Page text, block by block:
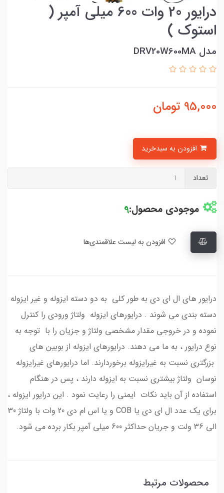
درایور 20 وات 600 میلی آمپر (
استوک )
مدل DRV20W600MA
95,000 تومان
تعداد
موجودی محصول:9
درایور های ال ای دی به طور کلی به دو دسته ایزوله و غیر ایزوله
دسته بندی می شوند . درایورهای ایزوله ولتاژ ورودی را کنترل
نموده و در خروجی مقدار مشخصی ولتاژ و جزیان را با توجه به
نوع درایور ، به ما می دهند. درایورهای ایزوله از بوبین های
بزرگتری نسبت به غیرایزوله برخوردارند. اما درایورهای غیرایزوله
نوسان ولتاژ بیشتری نسبت به ایزوله دارند ، پس در هنگام
استفاده از آن باید نکات ایمنی را رعایت نمود . این درایور ایزوله ،
برای یک عدد ال ای دی یا COB و یا اس ام دی 20 وات با ولتاژ 30
الی 36 ولت و جریان حداکثر 600 میلی آمپر بکار برده می شود.
محصولات مرتبط